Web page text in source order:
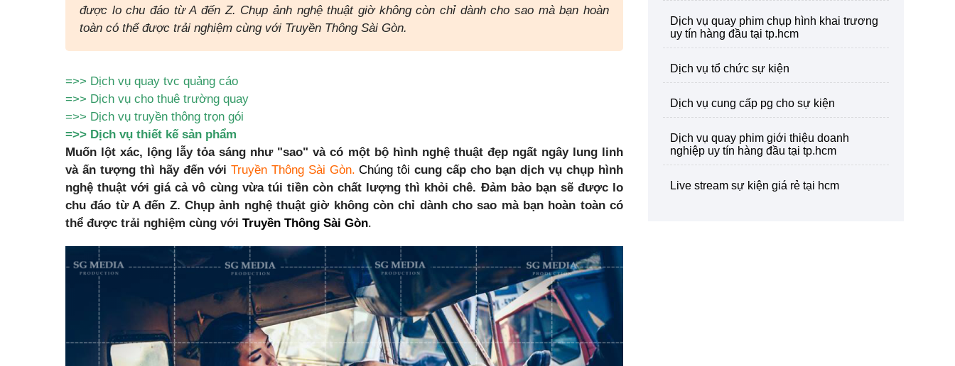
được lo chu đáo từ A đến Z. Chụp ảnh nghệ thuật giờ không còn chỉ dành cho sao mà bạn hoàn
toàn có thể được trải nghiệm cùng với Truyền Thông Sài Gòn.
=>> Dịch vụ quay tvc quảng cáo
=>> Dịch vụ cho thuê trường quay
=>> Dịch vụ truyền thông trọn gói
=>> Dịch vụ thiết kế sản phẩm
Muốn lột xác, lộng lẫy tỏa sáng như "sao" và có một bộ hình nghệ thuật đẹp ngất ngây lung linh
và ấn tượng thì hãy đến với Truyền Thông Sài Gòn. Chúng tôicung cấp cho bạn dịch vụ chụp hình
nghệ thuật với giá cả vô cùng vừa túi tiền còn chất lượng thì khỏi chê. Đảm bảo bạn sẽ được lo
chu đáo từ A đến Z. Chụp ảnh nghệ thuật giờ không còn chỉ dành cho sao mà bạn hoàn toàn có
thể được trải nghiệm cùng với Truyền Thông Sài Gòn.
dịch vụ quay phim chụp hình khai trương
uy tín hàng đầu tại tp.hcm
dịch vụ tổ chức sự kiện
dịch vụ cung cấp pg cho sự kiện
dịch vụ quay phim giới thiệu doanh
nghiệp uy tín hàng đầu tại tp.hcm
live stream sự kiện giá rẻ tại hcm